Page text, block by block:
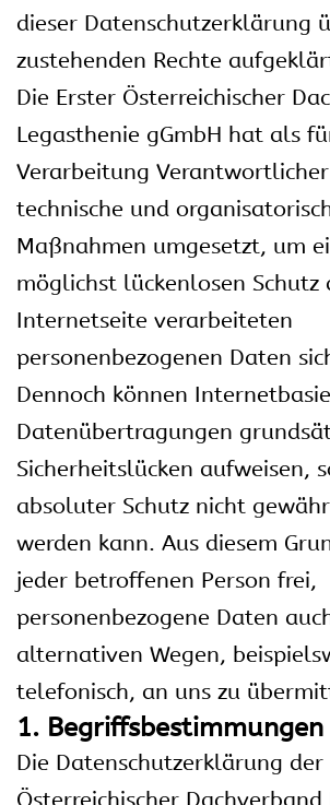
dieser Datenschutzerklärung
zustehenden Rechte
Die Erster Österreichischer
Legasthenie gGmbH hat als
Verarbeitung
technische und
Maßnahmen umgesetzt, um
möglichst lückenlosen Schutz
Internetseite verarbeiteten
personenbezogenen Daten
Dennoch können
Datenübertragungen
Sicherheitslücken aufweisen,
absoluter Schutz nicht
werden kann. Aus diesem
jeder betroffenen Person frei,
personenbezogene Daten
alternativen Wegen,
telefonisch, an uns zu
1. Begriffsbestimmungen
Die Datenschutzerklärung der